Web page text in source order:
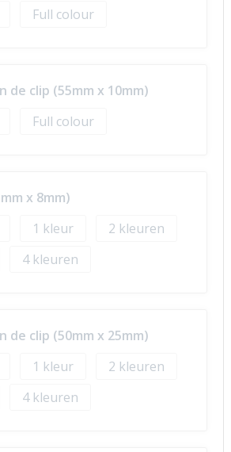
Full colour
de clip (55mm x 10mm)
Full colour
x 8mm)
1
2
4
de clip (50mm x 25mm)
1
2
4